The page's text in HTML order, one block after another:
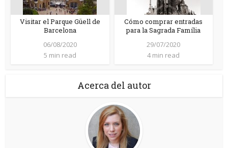
Visitar el Parque Güell de
Barcelona
06/08/2020
5 min read
Cómo comprar entradas
para la Sagrada Família
29/07/2020
4 min read
Acerca del autor